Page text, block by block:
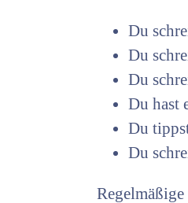
Du
Du
Du
Du hast
Du
Du